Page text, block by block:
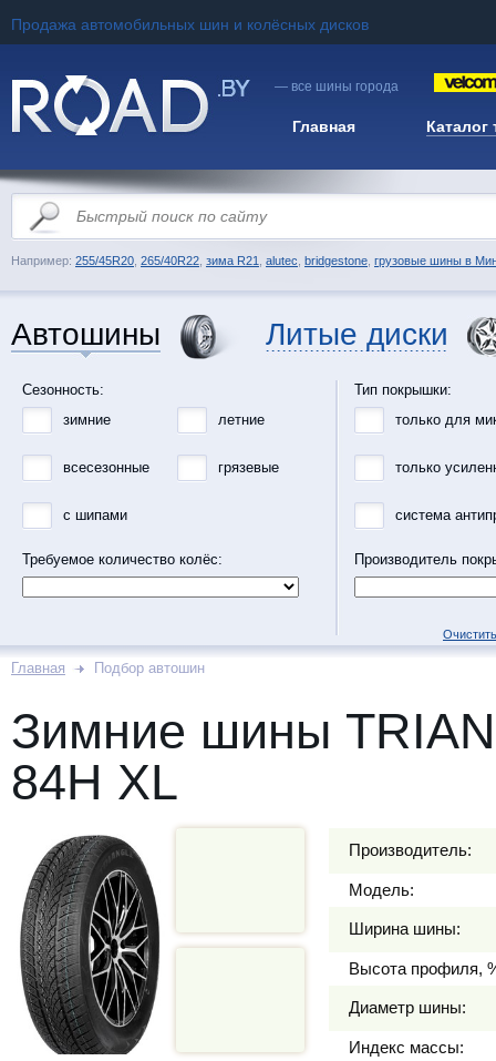
Продажа автомобильных шин и колёсных дисков
— все шины города
Главная Каталог
Например: 255/45R20 265/40R22 зима R21 alutec bridgestone грузовые шины в
Автошины Литые диски
Сезонность:
зимние
летние
всесезонные грязевые
с шипами
Требуемое количество колёс:
Тип покрышки:
только для
только
система
Производитель
Главная Подбор автошин
Зимние шины
84H XL
Производитель:
Модель:
Ширина шины:
Высота профиля,
Диаметр шины:
Индекс массы: